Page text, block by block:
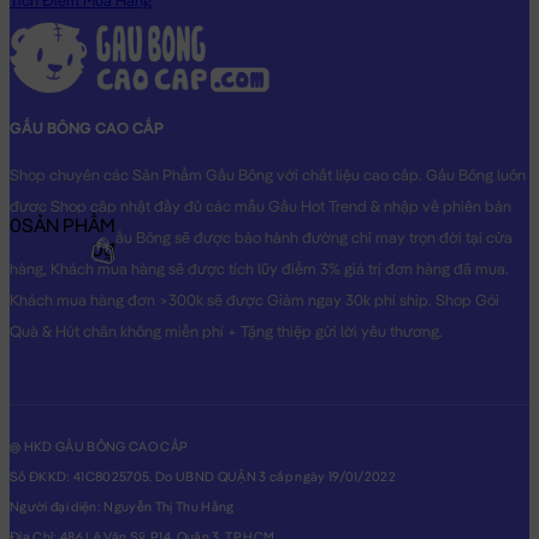
GẤU BÔNG CAO CẤP
Shop chuyên các Sản Phẩm Gấu Bông với chất liệu cao cấp. Gấu Bông luôn
được Shop cập nhật đầy đủ các mẫu Gấu Hot Trend & nhập về phiên bản
Original nhất. Gấu Bông sẽ được bảo hành đường chỉ may trọn đời tại cửa
hàng, Khách mua hàng sẽ được tích lũy điểm 3% giá trị đơn hàng đã mua.
Khách mua hàng đơn >300k sẽ được Giảm ngay 30k phí ship. Shop Gói
Quà & Hút chân không miễn phí + Tặng thiệp gửi lời yêu thương.
@ HKD GẤU BÔNG CAO CẤP
Số ĐKKD: 41C8025705. Do UBND QUẬN 3 cấp ngày 19/01/2022
Người đại diện: Nguyễn Thị Thu Hằng
0SẢN PHẨM
0₫